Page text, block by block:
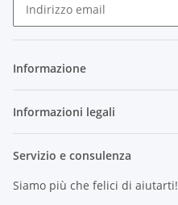
Informazione
Informazioni legali
Servizio e consulenza
Siamo più che felici di aiutarti!